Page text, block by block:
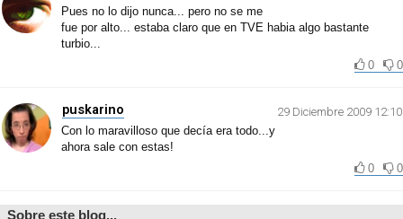
Pues no lo dijo nunca... pero no se me
fue por alto... estaba claro que en TVE habia algo bastante
turbio...
0
0
puskarino
29 Diciembre 2009 12:10
Con lo maravilloso que decía era todo...y
ahora sale con estas!
0
0
Sobre este blog...